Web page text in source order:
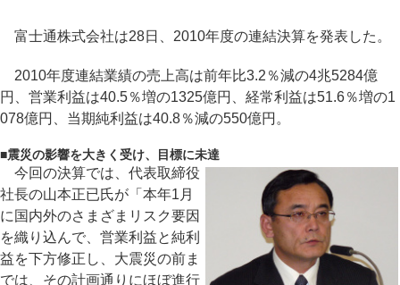
富士通株式会社は28日、2010年度の連結決算を発表した。
2010年度連結業績の売上高は前年比3.2％減の4兆5284億
円、営業利益は40.5％増の1325億円、経常利益は51.6％増の1
078億円、当期純利益は40.8％減の550億円。
■震災の影響を大きく受け、目標に未達
今回の決算では、代表取締役
社長の山本正已氏が「本年1月
に国内外のさまざまリスク要因
を織り込んで、営業利益と純利
益を下方修正し、大震災の前ま
では、その計画通りにほぼ進行